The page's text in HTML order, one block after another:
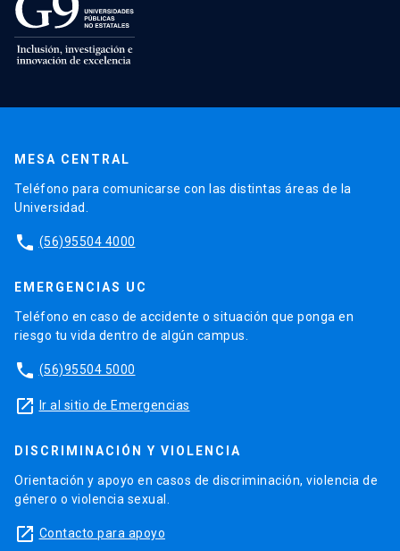
MESA CENTRAL
Teléfono para comunicarse con las distintas áreas de la
Universidad.
phone (56)95504 4000
EMERGENCIAS UC
Teléfono en caso de accidente o situación que ponga en
riesgo tu vida dentro de algún campus.
phone (56)95504 5000
launch Ir al sitio de Emergencias
DISCRIMINACIÓN Y VIOLENCIA
Orientación y apoyo en casos de discriminación, violencia de
género o violencia sexual.
launch Contacto para apoyo